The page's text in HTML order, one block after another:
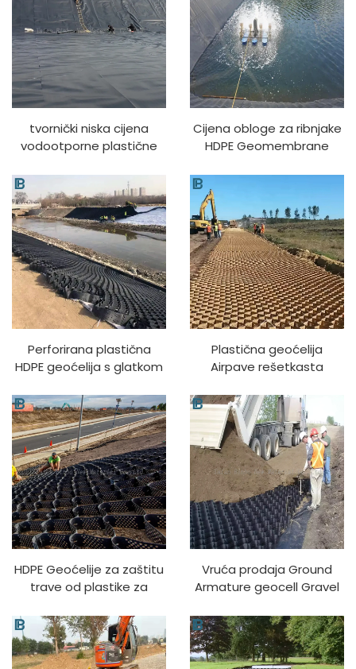
tvornički niska cijena
vodootporne plastične
mikrona 1 mm 1,5 mm
crne HDPE
geomembranske obloge
za ribnjak
Cijena obloge za ribnjake
HDPE Geomembrane
0,75 mm 0,5 mm 0,3 mm
obloge za ribnjake od
geomembrane
Perforirana plastična
HDPE geoćelija s glatkom
na cestama/brdima/
padinama
Plastična geoćelija
Airpave rešetkasta
geoćelija za kontrolu
erozije Geoćelija
HDPE Geoćelije za zaštitu
trave od plastike za
Teksturirane i perforirane
HDPE geoćelije
Vruća prodaja Ground
Armature geocell Gravel
Stabilizator HDPE Geocell